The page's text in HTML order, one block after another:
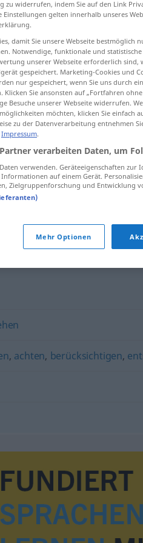
beachten
, achten, berücksichtigen,
zu widerrufen, indem Sie auf den Link
Einstellungen gelten innerhalb unseres
damit Sie unsere Webseite bestmöglich
Notwendige, funktionale und
unserer Webseite erforderlich
gespeichert. Marketing-Cookies und
nur gespeichert, wenn Sie uns durch
Klicken Sie ansonsten auf „Fortfahren
Besuche unserer Webseite widerrufen.
möchten, klicken Sie einfach
zu der Datenverarbeitung entnehmen
Impressum.
verarbeiten Daten, um
verwenden. Geräteeigenschaften
auf einem Gerät.
Zielgruppenforschung und Entwicklung
Mehr Optionen